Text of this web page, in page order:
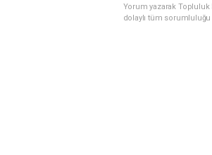
Yorum yazarak Topluluk
dolaylı tüm